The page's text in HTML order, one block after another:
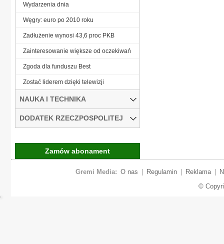
Wydarzenia dnia
Węgry: euro po 2010 roku
Zadłużenie wynosi 43,6 proc PKB
Zainteresowanie większe od oczekiwań
Zgoda dla funduszu Best
Zostać liderem dzięki telewizji
NAUKA I TECHNIKA
DODATEK RZECZPOSPOLITEJ
Zamów abonament
Gremi Media: O nas Regulamin Reklama
©